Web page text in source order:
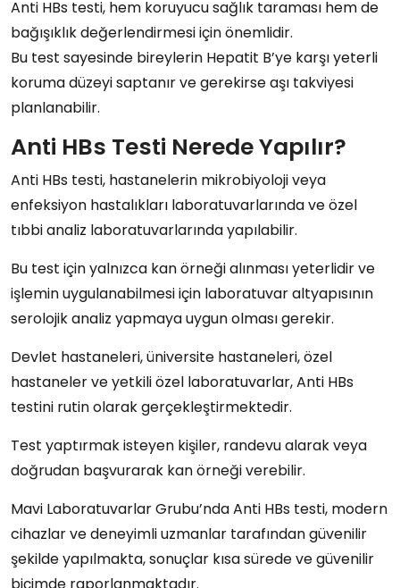
Anti HBs testi, hem koruyucu sağlık taraması hem de
bağışıklık değerlendirmesiiçin önemlidir.
Bu test sayesinde bireylerin Hepatit B’ye karşı yeterli
koruma düzeyisaptanır ve gerekirseaşı takviyesi
planlanabilir.
Anti HBs Testi Nerede Yapılır?
Anti HBs testi, hastanelerin mikrobiyoloji veya
enfeksiyon hastalıkları laboratuvarlarındaveözel
tıbbi analiz laboratuvarlarındayapılabilir.
Bu test için yalnızca kan örneğialınması yeterlidir ve
işlemin uygulanabilmesi için laboratuvar altyapısının
serolojik analiz yapmaya uygunolması gerekir.
Devlet hastaneleri,üniversite hastaneleri,özel
hastanelerveyetkili özel laboratuvarlar, Anti HBs
testini rutin olarak gerçekleştirmektedir.
Test yaptırmak isteyen kişiler, randevu alarakveya
doğrudan başvurarak kan örneği verebilir.
Mavi Laboratuvarlar Grubu’nda Anti HBs testi, modern
cihazlar ve deneyimli uzmanlar tarafından güvenilir
şekilde yapılmakta, sonuçlar kısa süredevegüvenilir